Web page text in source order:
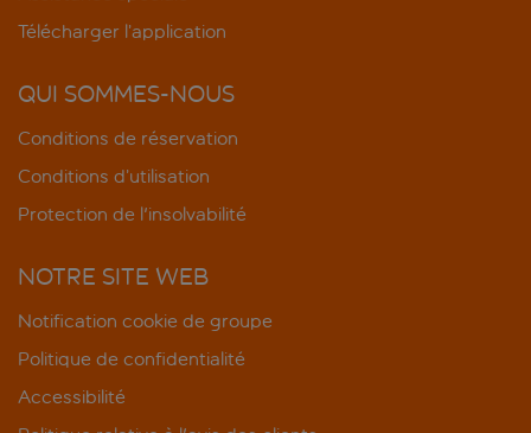
Télécharger l’application
QUI SOMMES-NOUS
Conditions de réservation
Conditions d’utilisation
Protection de l'insolvabilité
NOTRE SITE WEB
Notification cookie de groupe
Politique de confidentialité
Accessibilité